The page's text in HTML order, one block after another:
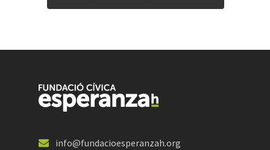
info@fundacioesperanzah.org